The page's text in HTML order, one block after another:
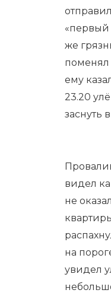
«первый
же
поменял
ему
23.20
заснуть
видел
не
на
увидел